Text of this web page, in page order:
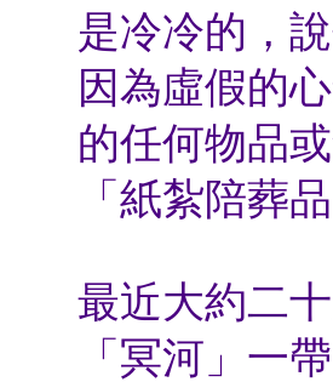
是冷冷的，
因為虛假的
的任何物品
「紙紮陪葬
最近大約二
「冥河」一